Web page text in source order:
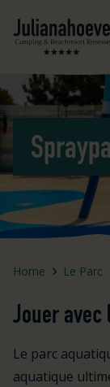
Logo
Home Le Parc
Jouer
Le parc
aquatique